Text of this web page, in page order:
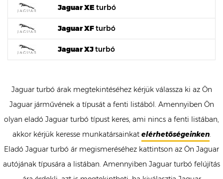
Jaguar XEturbó
Jaguar XFturbó
Jaguar XJturbó
Jaguar turbó árak megtekintéséhez kérjük válassza ki az Ön
Jaguar járművének a típusát a fenti listából. Amennyiben Ön
olyan eladó Jaguar turbó típust keres, ami nincs a fenti listában,
akkor kérjük keresse munkatársainkat elérhetőségeinken.
Eladó Jaguar turbó ár megismeréséhez kattintson az Ön Jaguar
autójának típusára a listában. Amennyiben Jaguar turbó felújítás